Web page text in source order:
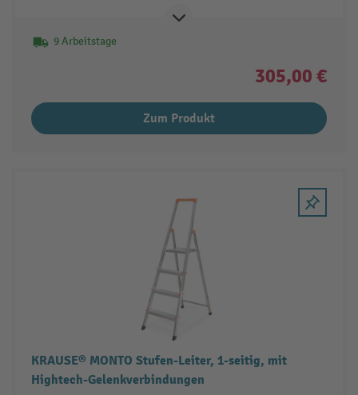
9 Arbeitstage
305,00 €
Zum Produkt
KRAUSE® MONTO Stufen-Leiter, 1-seitig, mit
Hightech-Gelenkverbindungen